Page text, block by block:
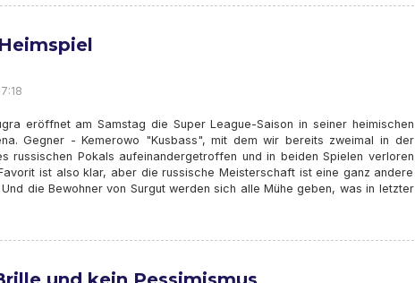
eröffnet am Samstag die Super League-Saison in seiner heimischen
Gegner - Kemerowo "Kusbass", mit dem wir bereits zweimal in der
russischen Pokals aufeinandergetroffen und in beiden Spielen verloren
ist also klar, aber die russische Meisterschaft ist eine ganz andere
die Bewohner von Surgut werden sich alle Mühe geben, was in letzter